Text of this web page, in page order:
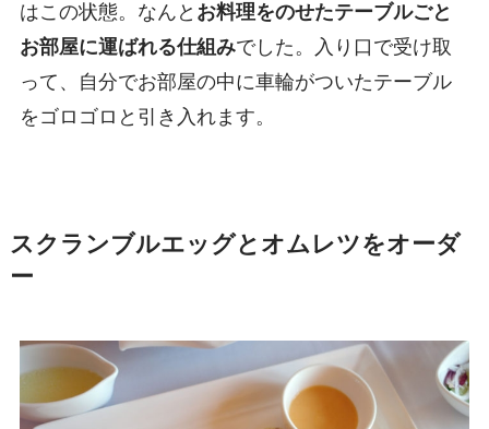
はこの状態。なんと お料理をのせたテーブルごと
お部屋に運ばれる仕組みでした。入り口で受け取
って、自分でお部屋の中に車輪がついたテーブル
をゴロゴロと引き入れます。
スクランブルエッグとオムレツをオーダ
ー